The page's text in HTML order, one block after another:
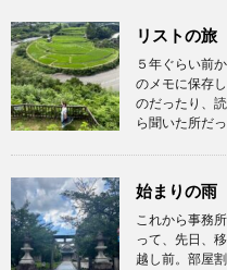
リストの
５年ぐらい前
のメモに保存
のだったり、
ら聞いた所だ
始まりの雨
これから事務
って、先日、
越し前。部屋